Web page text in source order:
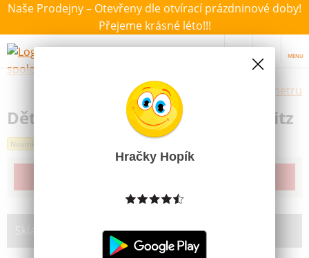
Naše Prodejny – Otevřeny dle otvírací prázdninové doby!
Přejeme krásné léto!!!
MENU
Výběr hraček dle zvoleného parametru
Dětský Kufřík 30cm Baletka Herlitz
Novinka
Skladem na prodejně:
Hračky Hopík